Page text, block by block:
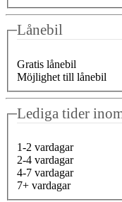
Lånebil
Gratis lånebil
Möjlighet till lånebil
Lediga tider
1-2 vardagar
2-4 vardagar
4-7 vardagar
7+ vardagar